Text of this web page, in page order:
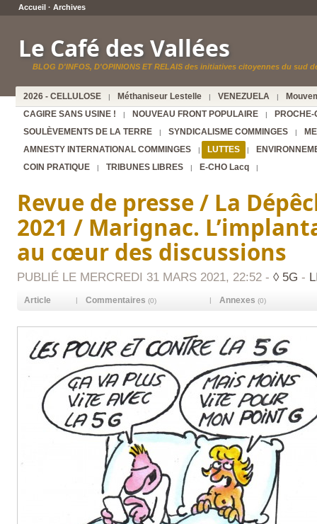
Accueil · Archives
Le Café des Vallées
BLOG D'INFOS, D'OPINIONS ET RELAIS des initiatives citoyennes du sud
2026 - CELLULOSE | Méthaniseur Lestelle | VENEZUELA |
CAGIRE SANS USINE !
| NOUVEAU FRONT POPULAIRE |
PROCHE-
SOULÈVEMENTS DE LA TERRE
| SYNDICALISME COMMINGES |
AMNESTY INTERNATIONAL COMMINGES
| LUTTES |
COIN PRATIQUE
| TRIBUNES LIBRES | E-CHO Lacq |
Revue de presse / La
2021 / Marignac.
au cœur des discussions
PUBLIÉ LE MERCREDI 31 MARS 2021, 22:52 -◊ 5G -
Article | Commentaires (0) | Annexes (0)